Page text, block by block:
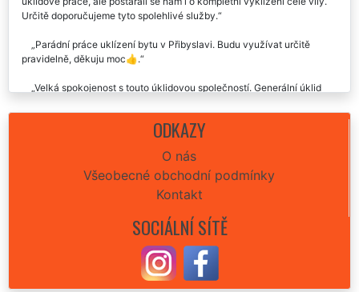
úklidové práce, ale postarali se nám i o kompletní vyklizení celé vily.
Určitě doporučujeme tyto spolehlivé služby.
Parádní práce uklízení bytu v Přibyslavi. Budu využívat určitě
pravidelně, děkuju moc👍.
Velká spokojenost s touto úklidovou společností. Generální úklid
Úklid našeho domečku v Přibyslavi nám minulý týden zajistila tato
úklidová firma EXTRA UKLÍZENÍ. Velká spokojenost. Kompletně o vše
se postarali, uklidili famózně a cena seděla přesně jak jsme se
Chtěla by jsem vám poděkovat za výborný úklid celého domu,
který jste mi včera v Přibyslavi poskytli. Byla jsem opravu velmi
spokojená i s tím, jak jste mi umyli okna a uklidili zahradu. Budu vás
oslovovat velmi ráda i nadále.
ODKAZY
O nás
Všeobecné obchodní podmínky
Kontakt
SOCIÁLNÍ SÍTĚ